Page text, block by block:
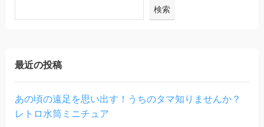
検索
最近の投稿
あの頃の遠足を思い出す！うちのタマ知りませんか？
レトロ水筒ミニチュア